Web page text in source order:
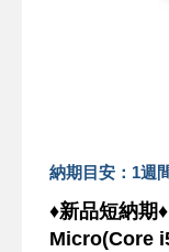
納期目安：1週
♦新品短納期
Micro(Core